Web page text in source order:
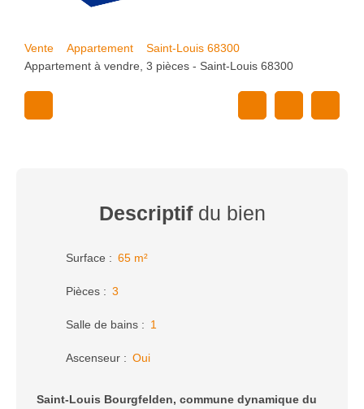
Vente Appartement
Saint-Louis 68300
Appartement à vendre, 3 pièces - Saint-Louis 68300
Descriptifdu bien
Surface : 65 m²
Pièces : 3
Salle de bains : 1
Ascenseur : Oui
Saint-Louis Bourgfelden, commune dynamique du